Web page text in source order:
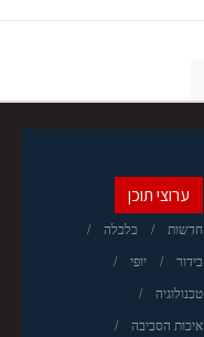
ערוצי תוכן
חדשות כלכלה
בידור יופי
טכנולוגיה
איכות הסביבה